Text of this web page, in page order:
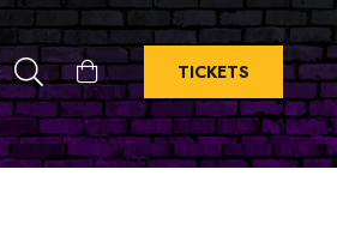
TICKETS